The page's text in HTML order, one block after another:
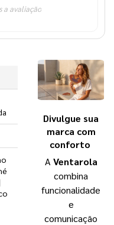
a avaliação
Divulgue sua
marca com
conforto
A Ventarola
combina
funcionalidade
e
comunicação